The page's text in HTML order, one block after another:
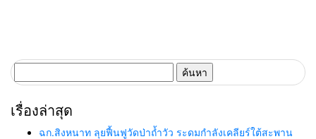
สำหรับ:
เรื่องล่าสุด
ฉก.สิงหนาท ลุยฟื้นฟูวัดป่าถ้ำวัว ระดมกำลังเคลียร์ใต้สะพาน